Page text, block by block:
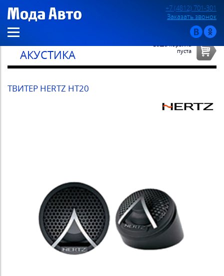
+7 (4812) 701-301
Заказать звонок
АКУСТИКА
Ваша корзина
пуста
ТВИТЕР HERTZ HT20